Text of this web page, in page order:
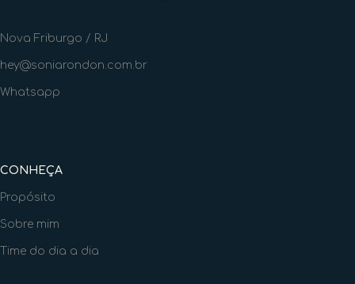
Nova Friburgo / RJ
hey@soniarondon.com.br
Whatsapp
CONHEÇA
Propósito
Sobre mim
Time do dia a dia